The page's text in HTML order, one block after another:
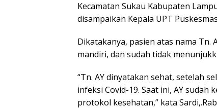
Kecamatan Sukau Kabupaten
disampaikan Kepala UPT
Dikatakanya, pasien atas nama Tn.
mandiri, dan sudah tidak
“Tn. AY dinyatakan sehat, setelah
infeksi Covid-19. Saat ini, AY
protokol kesehatan,” kata